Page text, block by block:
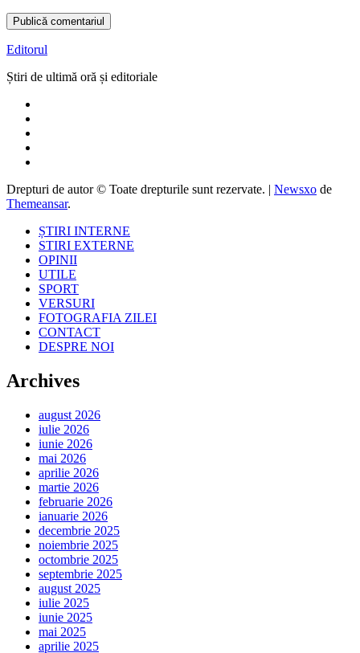
Editorul
Știri de ultimă oră și editoriale
Drepturi de autor © Toate drepturile sunt rezervate. | Newsxo de
Themeansar.
ȘTIRI INTERNE
STIRI EXTERNE
OPINII
UTILE
SPORT
VERSURI
FOTOGRAFIA ZILEI
CONTACT
DESPRE NOI
Archives
august 2026
iulie 2026
iunie 2026
mai 2026
aprilie 2026
martie 2026
februarie 2026
ianuarie 2026
decembrie 2025
noiembrie 2025
octombrie 2025
septembrie 2025
august 2025
iulie 2025
iunie 2025
mai 2025
aprilie 2025